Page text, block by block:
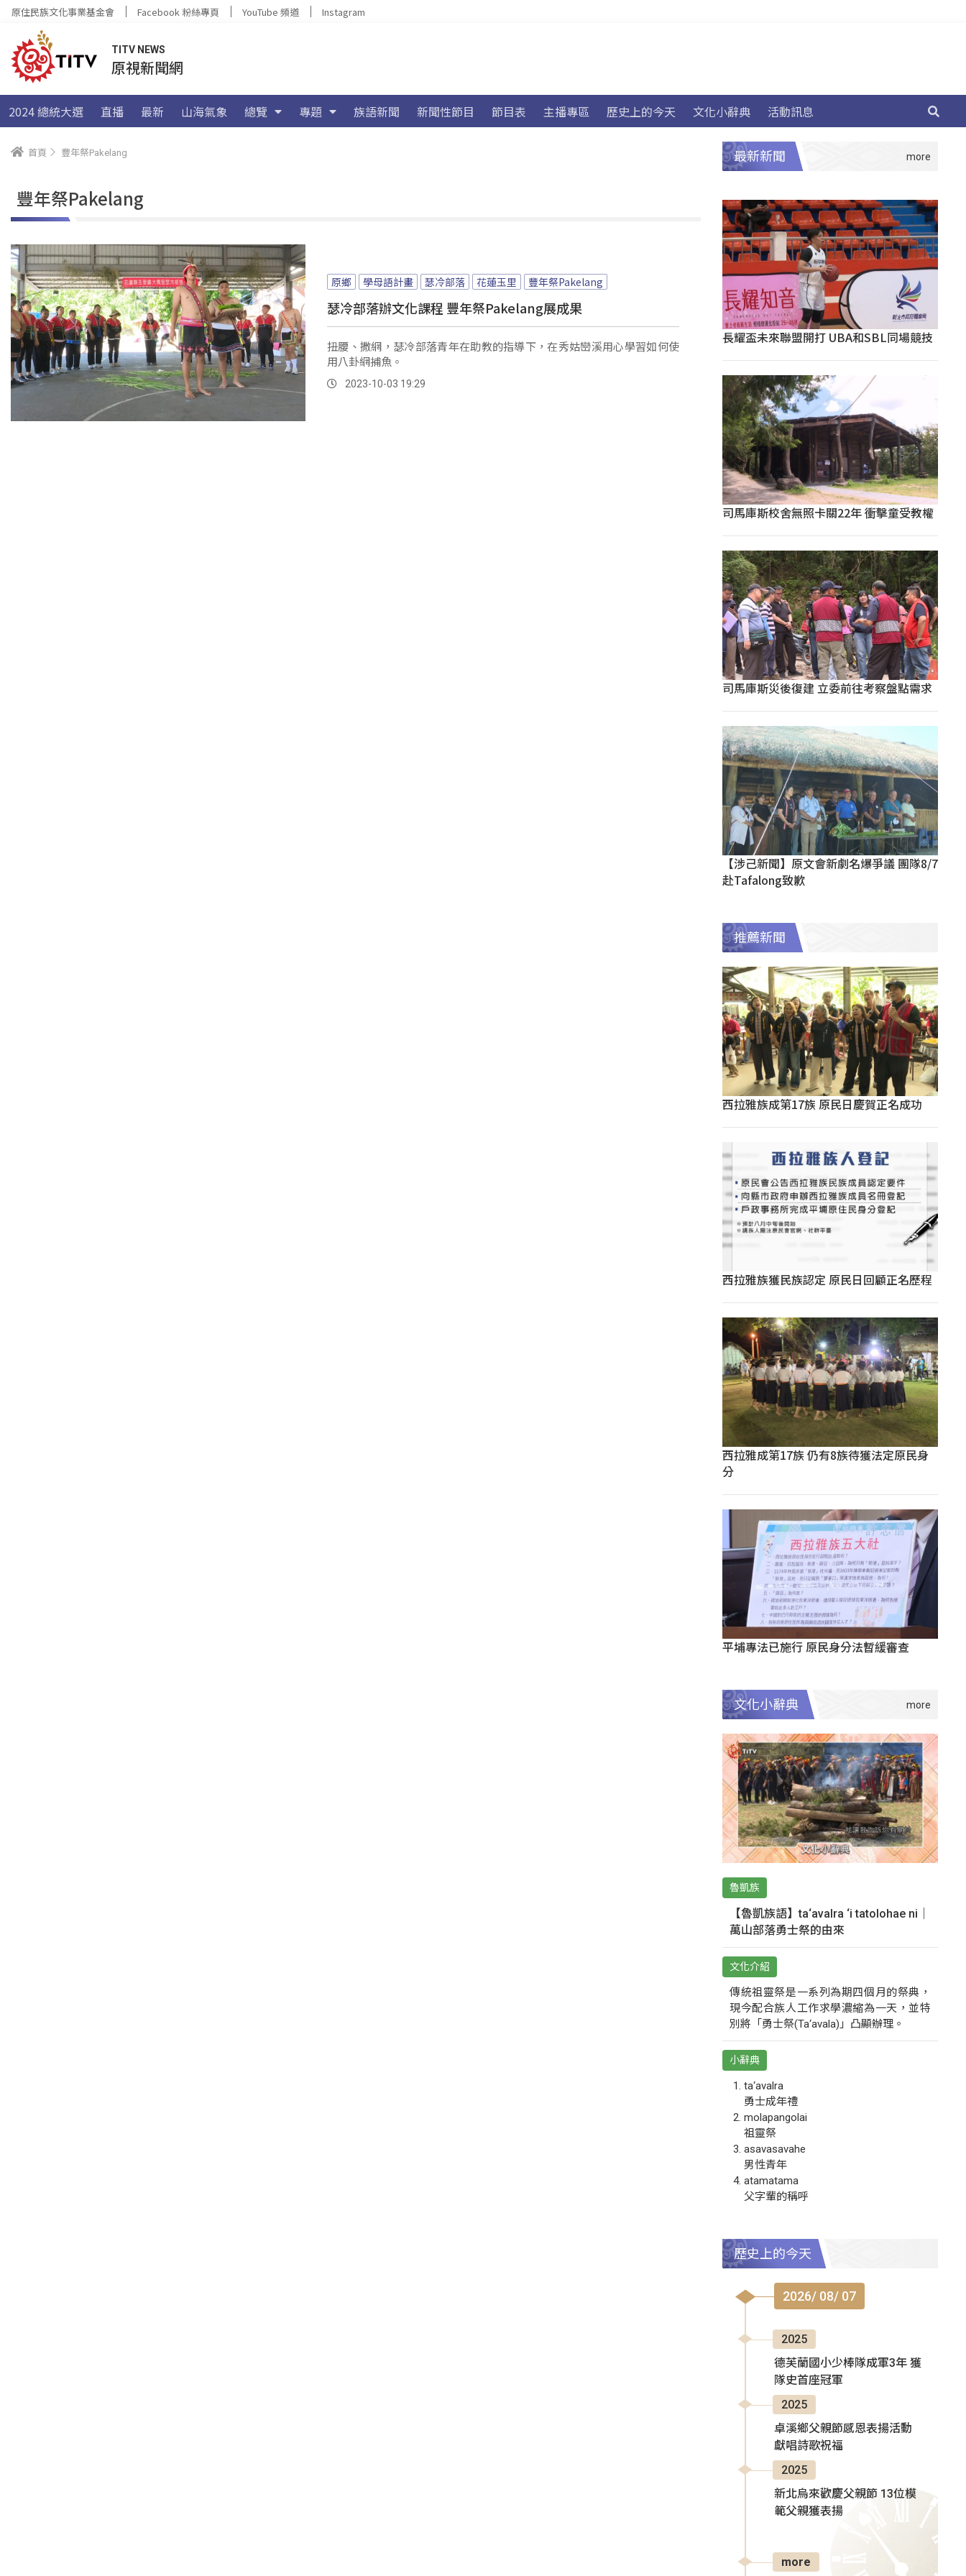
原住民族文化事業基金會 Facebook 粉絲專頁 YouTube 頻道 Instagram
TITV NEWS
原視新聞網
2024 總統大選 直播 最新 山海氣象 總覽 專題 族語新聞 新聞性節目 節目表 主播專區 歷史上的今天 文化小辭典 活動訊息
首頁 豐年祭Pakelang
豐年祭Pakelang
原鄉 學母語計畫 瑟冷部落 花蓮玉里 豐年祭Pakelang
瑟冷部落辦文化課程 豐年祭Pakelang展成果
扭腰、撒網，瑟冷部落青年在助教的指導下，在秀姑巒溪用心學習如何使
用八卦網捕魚。
2023-10-03 19:29
最新新聞
長耀盃未來聯盟開打 UBA和SBL同場競技
司馬庫斯校舍無照卡關22年 衝擊童受教權
司馬庫斯災後復建 立委前往考察盤點需求
【涉己新聞】原文會新劇名爆爭議 團隊8/7
赴Tafalong致歉
推薦新聞
西拉雅族成第17族 原民日慶賀正名成功
西拉雅族獲民族認定 原民日回顧正名歷程
西拉雅成第17族 仍有8族待獲法定原民身
分
平埔專法已施行 原民身分法暫緩審查
文化小辭典
魯凱族
【魯凱族語】ta‘avalra ‘i tatolohae ni｜
萬山部落勇士祭的由來
文化介紹
傳統祖靈祭是一系列為期四個月的祭典，
現今配合族人工作求學濃縮為一天，並特
別將「勇士祭(Ta‘avala)」凸顯辦理。
小辭典
ta‘avalra
勇士成年禮
molapangolai
祖靈祭
asavasavahe
男性青年
atamatama
父字輩的稱呼
歷史上的今天
2026/ 08/ 07
2025
德芙蘭國小少棒隊成軍3年 獲
隊史首座冠軍
2025
卓溪鄉父親節感恩表揚活動
獻唱詩歌祝福
2025
新北烏來歡慶父親節 13位模
範父親獲表揚
more